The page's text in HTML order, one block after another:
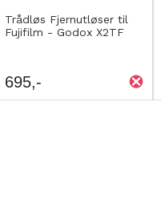
Trådløs Fjernutløser til
Fujifilm - Godox X2TF
Kjøp
LEGG
695